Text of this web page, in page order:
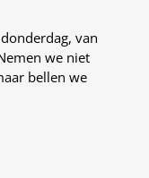
van
we niet
bellen we